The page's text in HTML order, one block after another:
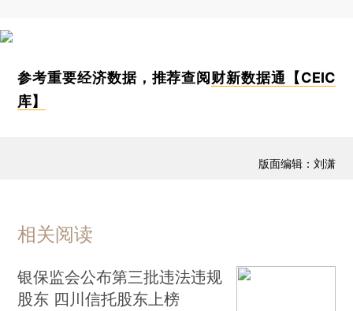
参考重要经济数据，推荐查阅 财新数据通【CEIC
库】
版面编辑：刘潇
相关阅读
银保监会公布第三批违法违规
股东 四川信托股东上榜